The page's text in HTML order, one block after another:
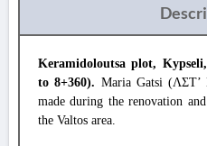
Keramidoloutsa plot,
to 8+360). Maria Gatsi (ΛΣΤ’
made during the renovation
the Valtos area.